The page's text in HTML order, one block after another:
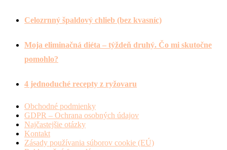
Celozrnný špaldový chlieb (bez kvasníc)
Moja eliminačná diéta – týždeň druhý. Čo mi skutočne
pomohlo?
4 jednoduché recepty z ryžovaru
Obchodné podmienky
GDPR – Ochrana osobných údajov
Najčastejšie otázky
Kontakt
Zásady používania súborov cookie (EÚ)